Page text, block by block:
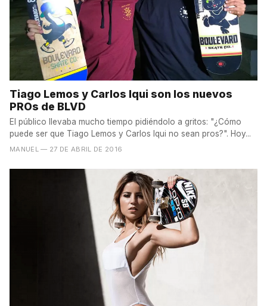
Tiago Lemos y Carlos Iqui son los nuevos
PROs de BLVD
El público llevaba mucho tiempo pidiéndolo a gritos: "¿Cómo
puede ser que Tiago Lemos y Carlos Iqui no sean pros?". Hoy...
MANUEL — 27 DE ABRIL DE 2016